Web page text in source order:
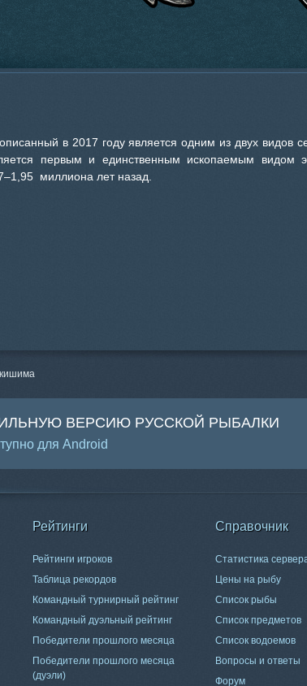
в 2017 году является одним из двух видов
первым и единственным ископаемым видом
миллиона лет назад.
ВЕРСИЮ РУССКОЙ РЫБАЛКИ
для Android
Рейтинги
Рейтинги игроков
Таблица рекордов
Командный турнирный рейтинг
Командный дуэльный рейтинг
Победители прошлого месяца
Победители прошлого месяца
(дуэли)
Справочник
Статистика
Цены на рыбу
Список рыбы
Список предметов
Список водоемов
Вопросы и ответы
Форум